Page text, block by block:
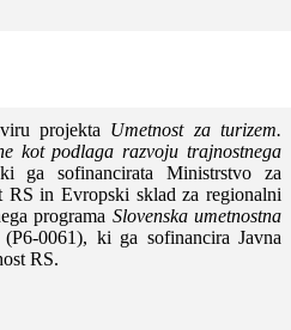
projekta Umetnost za turizem.
kot podlaga razvoju trajnostnega
ga sofinancirata Ministrstvo za
RS in Evropski sklad za regionalni
programa Slovenska umetnostna
0061), ki ga sofinancira Javna
RS.